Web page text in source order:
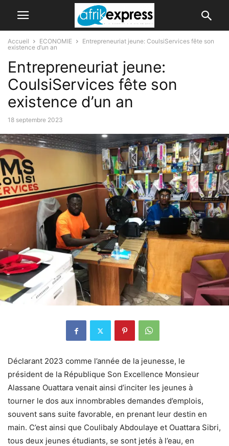
Accueil ECONOMIE
Entrepreneuriat jeune: CoulsiServices fête son
existence d’un an
Entrepreneuriat jeune:
CoulsiServices fête son
existence d’un an
18 septembre 2023
Déclarant 2023 comme l’année de la jeunesse, le
président de la République Son Excellence Monsieur
Alassane Ouattara venait ainsi d’inciter les jeunes à
tourner le dos aux innombrables demandes d’emplois,
souvent sans suite favorable, en prenant leur destin en
main. C’est ainsi que Coulibaly Abdoulaye et Ouattara Sibri,
tous deux jeunes étudiants, se sont jetés à l’eau, en